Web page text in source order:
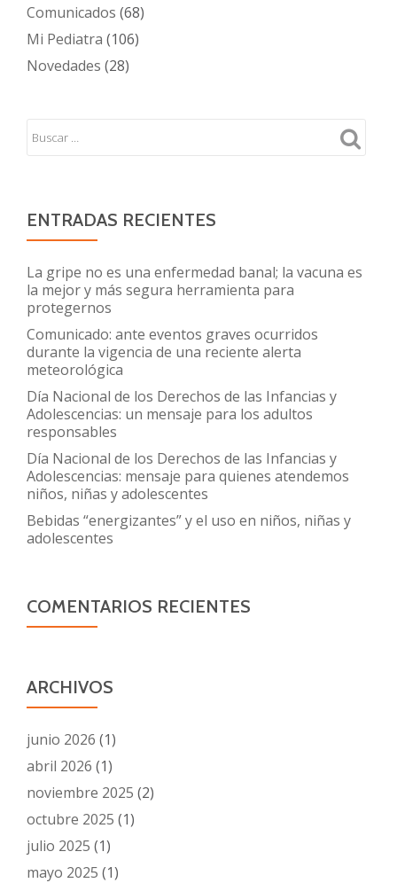
Comunicados (68)
Mi Pediatra (106)
Novedades (28)
ENTRADAS RECIENTES
La gripe no es una enfermedad banal; la vacuna es
la mejor y más segura herramienta para
protegernos
Comunicado: ante eventos graves ocurridos
durante la vigencia de una reciente alerta
meteorológica
Día Nacional de los Derechos de las Infancias y
Adolescencias: un mensaje para los adultos
responsables
Día Nacional de los Derechos de las Infancias y
Adolescencias: mensaje para quienes atendemos
niños, niñas y adolescentes
Bebidas “energizantes” y el uso en niños, niñas y
adolescentes
COMENTARIOS RECIENTES
ARCHIVOS
junio 2026 (1)
abril 2026 (1)
noviembre 2025 (2)
octubre 2025 (1)
julio 2025 (1)
mayo 2025 (1)